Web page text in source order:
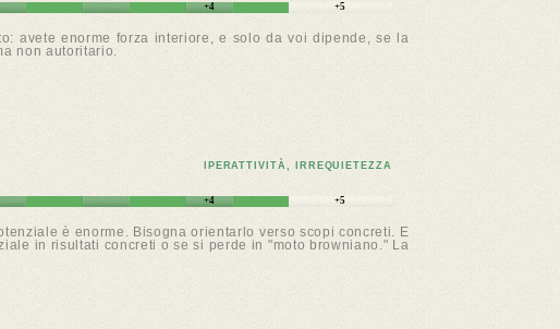
+4 +5
avete enorme forza interiore, e solo da voi dipende, se la
non autoritario.
IPERATTIVITÀ, IRREQUIETEZZA
+4 +5
è enorme. Bisogna orientarlo verso scopi concreti. E
in risultati concreti o se si perde in "moto browniano." La